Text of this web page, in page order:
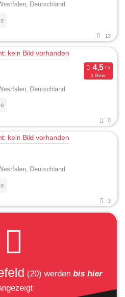
Deutschland
13
1 Bew.
Deutschland
8
Deutschland
3
(20) werden bis hier